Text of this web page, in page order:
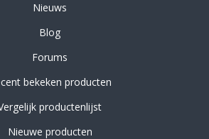
Nieuws
Blog
Forums
bekeken producten
productenlijst
Nieuwe producten